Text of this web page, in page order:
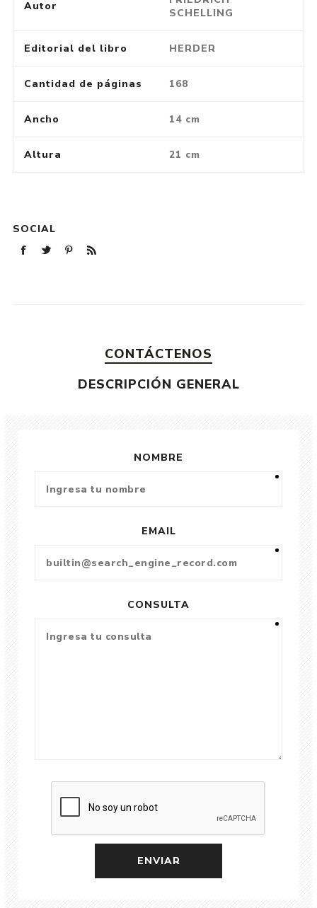
Autor
SCHELLING
Editorial del libro HERDER
Cantidad de páginas 168
Ancho 14 cm
Altura 21 cm
SOCIAL
CONTÁCTENOS
DESCRIPCIÓN GENERAL
NOMBRE
EMAIL
CONSULTA